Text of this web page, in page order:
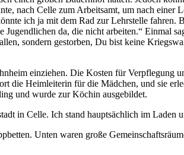
nach Celle zum Arbeitsamt, um nach einer
ich ja mit dem Rad zur Lehrstelle fahren.
Jugendlichen da, die nicht arbeiten. Einmal
sondern gestorben, Du bist keine
einziehen. Die Kosten für Verpflegung
Heimleiterin für die Mädchen, und sie
und wurde zur Köchin ausgebildet.
in Celle. Ich stand hauptsächlich im Laden
Unten waren große